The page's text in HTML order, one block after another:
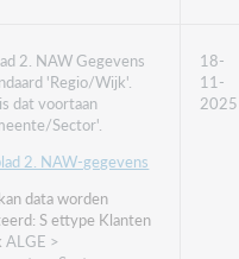
2. NAW Gegevens
'Regio/Wijk'.
dat voortaan
Sector'.
2. NAW-gegevens
data worden
Settype Klanten
ALGE >
18-
11-
2025